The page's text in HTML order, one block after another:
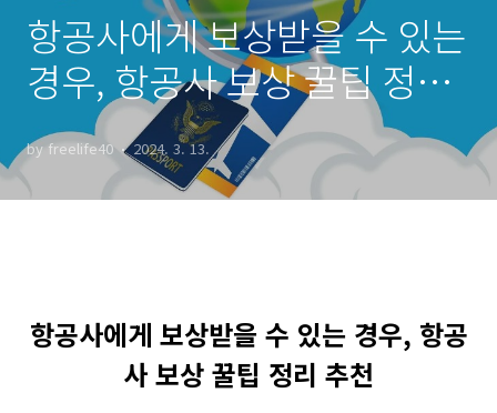
항공사에게 보상받을 수 있는
경우, 항공사 보상 꿀팁 정리
추천
by freelife40 2024. 3. 13.
항공사에게 보상받을 수 있는 경우, 항공
사 보상 꿀팁 정리 추천